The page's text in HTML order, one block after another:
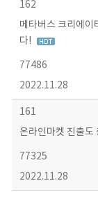
162
메타버스 크리에이
다!
77486
2022.11.28
161
온라인마켓 진출도
77325
2022.11.28